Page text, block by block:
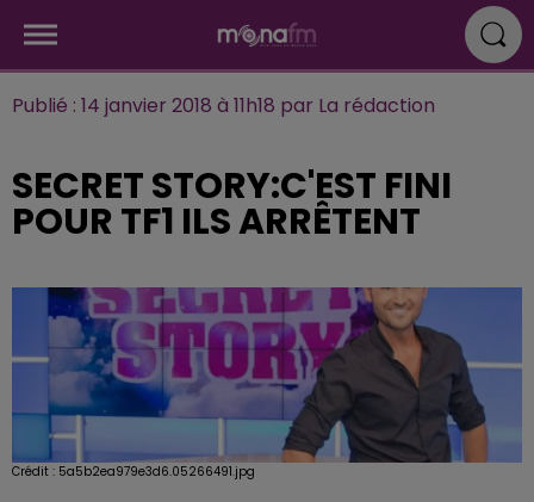
Publié : 14 janvier 2018 à 11h18 par La rédaction
SECRET STORY:C'EST FINI
POUR TF1 ILS ARRÊTENT
Crédit : 5a5b2ea979e3d6.05266491.jpg